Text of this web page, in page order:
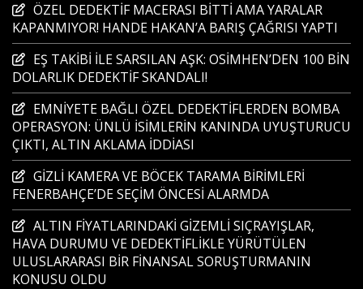
ÖZEL DEDEKTİF MACERASI BİTTİ AMA YARALAR
KAPANMIYOR! HANDE HAKAN’A BARIŞ ÇAĞRISI YAPTI
EŞ TAKİBİ İLE SARSILAN AŞK: OSİMHEN’DEN 100 BİN
DOLARLIK DEDEKTİF SKANDALI!
EMNİYETE BAĞLI ÖZEL DEDEKTİFLERDEN BOMBA
OPERASYON: ÜNLÜ İSİMLERİN KANINDA UYUŞTURUCU
ÇIKTI, ALTIN AKLAMA İDDİASI
GİZLİ KAMERA VE BÖCEK TARAMA BİRİMLERİ
FENERBAHÇE’DE SEÇİM ÖNCESİ ALARMDA
ALTIN FİYATLARINDAKİ GİZEMLİ SIÇRAYIŞLAR,
HAVA DURUMU VE DEDEKTİFLİKLE YÜRÜTÜLEN
ULUSLARARASI BİR FİNANSAL SORUŞTURMANIN
KONUSU OLDU